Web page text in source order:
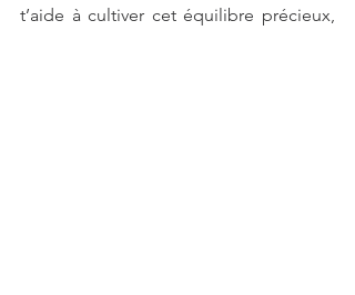
t’aide à cultiver cet équilibre précieux,